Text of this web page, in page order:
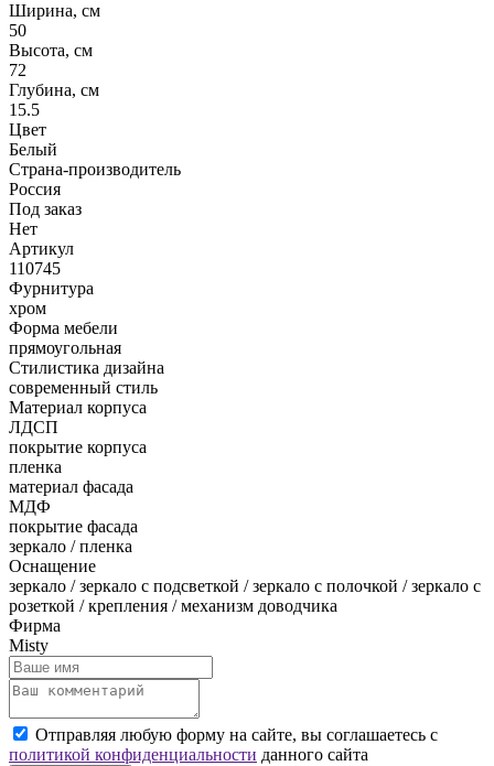
Ширина, см
50
Высота, см
72
Глубина, см
15.5
Цвет
Белый
Страна-производитель
Россия
Под заказ
Нет
Артикул
110745
Фурнитура
хром
Форма мебели
прямоугольная
Стилистика дизайна
современный стиль
Материал корпуса
ЛДСП
покрытие корпуса
пленка
материал фасада
МДФ
покрытие фасада
зеркало / пленка
Оснащение
зеркало / зеркало с подсветкой / зеркало с полочкой / зеркало с
розеткой / крепления / механизм доводчика
Фирма
Misty
Отправляя любую форму на сайте, вы соглашаетесь с
политикой конфиденциальности данного сайта